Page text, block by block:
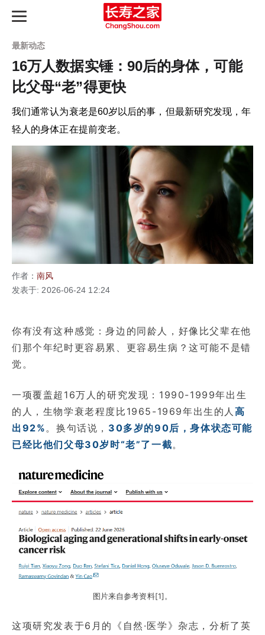
最新动态
长寿指南
知识图谱
产品评测
延寿天梯榜
最新动态
16万人数据实锤：90后的身体，可能
比父母“老”得更快
我们通常认为衰老是60岁以后的事，但最新研究发现，年
轻人的身体正在提前变老。
作者：南风
发表于: 2026-06-24 12:24
你有没有这种感觉：身边的同龄人，好像比父辈在他
们那个年纪时更容易累、更容易生病？这可能不是错
觉。
一项覆盖超16万人的研究发现：1990-1999年出生
的人，生物学衰老程度比1965-1969年出生的人高
出92%。换句话说， 30多岁的90后，身体状态可能
已经比他们父母30岁时“老”了一截。
图片来自参考资料[1]。
这项研究发表于6月的《自然·医学》杂志，分析了英